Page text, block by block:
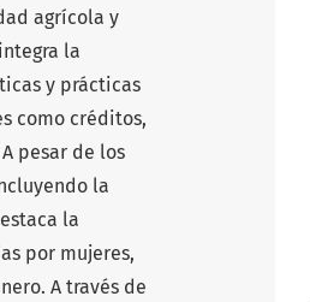
agrícola y
la
y prácticas
como créditos,
pesar de los
la
la
por mujeres,
A través de